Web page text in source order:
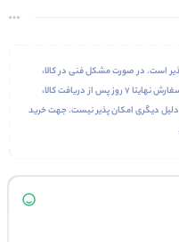
است. در صورت مشکل فنی در کالا،
میتوانید محصول را جهت تعویض یا بازگشت مبلغ سفارش نهایتا 7 روز پس از دریافت کالا،
دلیل دیگری امکان پذیر نیست. جهت خرید